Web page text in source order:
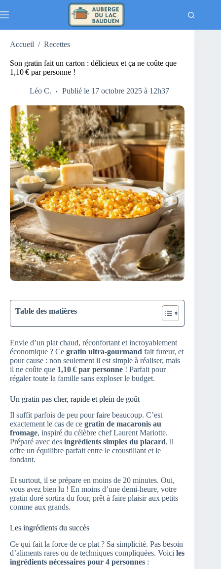
au
Accueil / Recettes
Son gratin fait un carton : délicieux et ça ne coûte que
1,10 € par personne !
Léo C. Publié le 17 octobre 2025 à 12h37
Table des matières
Envie d’un plat chaud, réconfortant et incroyablement
économique ? Ce gratin ultra-gourmand fait fureur, et
pour cause : non seulement il est simple à réaliser, mais
il ne coûte que 1,10 € par personne ! Parfait pour
régaler toute la famille sans exploser le budget.
Un gratin pas cher, rapide et plein de goût
Il suffit parfois de peu pour faire beaucoup. C’est
exactement le cas de ce gratin de macaronis au
fromage, inspiré du célèbre chef Laurent Mariotte.
Préparé avec des ingrédients simples du placard, il
offre un équilibre parfait entre le croustillant et le
fondant.
Et surtout, il se prépare en moins de 20 minutes. Oui,
vous avez bien lu ! En moins d’une demi-heure, votre
gratin doré sortira du four, prêt à faire plaisir aux petits
comme aux grands.
Les ingrédients du succès
Ce qui fait la force de ce plat ? Sa simplicité. Pas besoin
d’aliments rares ou de techniques compliquées. Voici les
ingrédients nécessaires pour 4 personnes :